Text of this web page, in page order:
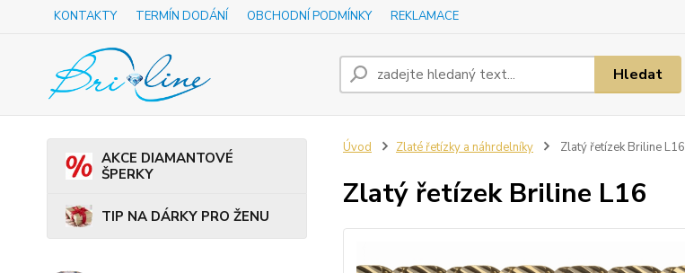
KONTAKTY TERMÍN DODÁNÍ OBCHODNÍ PODMÍNKY REKLAMACE
Hledat
AKCE DIAMANTOVÉ
ŠPERKY
TIP NA DÁRKY PRO ŽENU
Úvod Zlaté řetízky a náhrdelníky Zlatý řetízek Briline L16
Zlatý řetízek Briline L16